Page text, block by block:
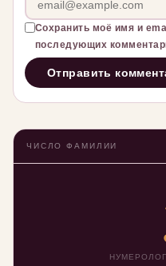
Сохранить моё имя и
последующих
ЧИСЛО ФАМИЛИИ